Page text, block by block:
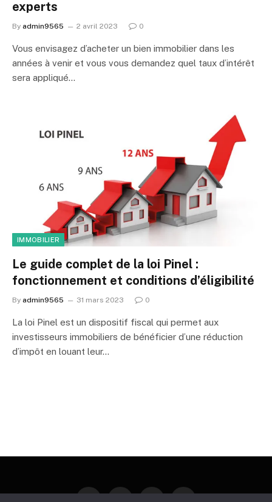
experts
By admin9565 2 avril 2023 0
Vous envisagez d’acheter un bien immobilier dans les
années à venir et vous vous demandez quel taux d’intérêt
sera appliqué…
IMMOBILIER
Le guide complet de la loi Pinel :
fonctionnement et conditions d’éligibilité
By admin9565 31 mars 2023 0
La loi Pinel est un dispositif fiscal qui permet aux
investisseurs immobiliers de bénéficier d’une réduction
d’impôt en louant leur…